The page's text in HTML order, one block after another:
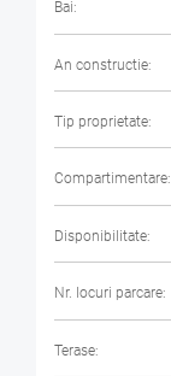
Bai:
An constructie:
Tip proprietate:
Compartimentare:
Disponibilitate:
Nr. locuri parcare:
Terase: